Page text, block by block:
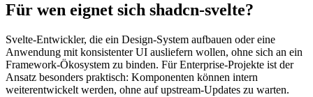
Für wen eignet sich shadcn-svelte?
Svelte-Entwickler, die ein Design-System aufbauen oder eine
Anwendung mit konsistenter UI ausliefern wollen, ohne sich an ein
Framework-Ökosystem zu binden. Für Enterprise-Projekte ist der
Ansatz besonders praktisch: Komponenten können intern
weiterentwickelt werden, ohne auf upstream-Updates zu warten.